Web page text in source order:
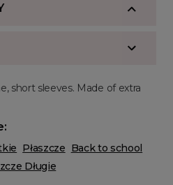
short sleeves. Made of extra
Płaszcze Back to school
Długie